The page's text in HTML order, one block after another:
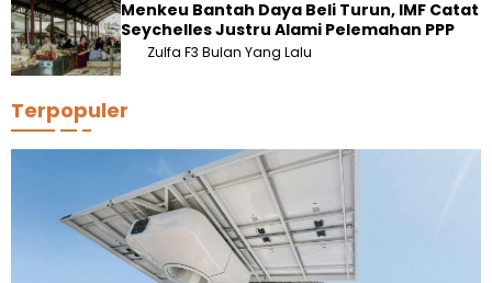
Menkeu Bantah Daya Beli Turun, IMF Catat
Seychelles Justru Alami Pelemahan PPP
Zulfa F3 Bulan Yang Lalu
Terpopuler